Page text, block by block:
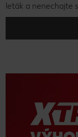
leták a nenechajte